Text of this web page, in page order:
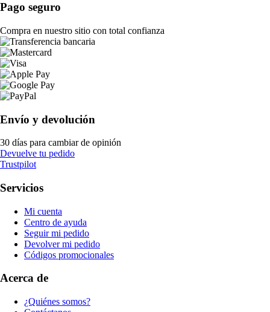
Pago seguro
Compra en nuestro sitio con total confianza
Envío y devolución
30 días para cambiar de opinión
Devuelve tu pedido
Trustpilot
Servicios
Mi cuenta
Centro de ayuda
Seguir mi pedido
Devolver mi pedido
Códigos promocionales
Acerca de
¿Quiénes somos?